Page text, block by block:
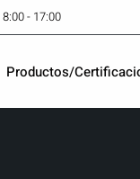
- 17:00
Productos/